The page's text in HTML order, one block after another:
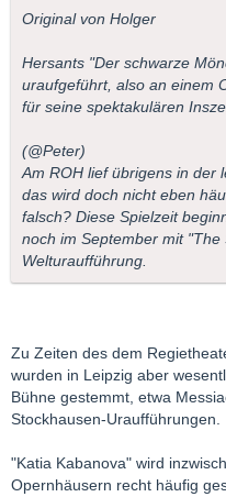
Original von Holger
Hersants "Der schwarze
uraufgeführt, also an einem
für seine spektakulären
(@Peter)
Am ROH lief übrigens in der
das wird doch nicht eben
falsch? Diese Spielzeit
noch im September mit
Welturaufführung.
Zu Zeiten des dem
wurden in Leipzig aber
Bühne gestemmt, etwa
Stockhausen-Uraufführungen.
"Katia Kabanova" wird
Opernhäusern recht häufig